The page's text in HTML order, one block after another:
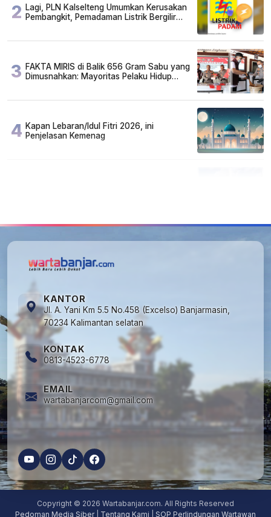
2 Lagi, PLN Kalselteng Umumkan Kerusakan
Pembangkit, Pemadaman Listrik Bergilir
3 FAKTA MIRIS di Balik 656 Gram Sabu yang
Dimusnahkan: Mayoritas Pelaku Hidup
4 Kapan Lebaran/Idul Fitri 2026, ini
Penjelasan Kemenag
KANTOR
Jl. A. Yani Km 5.5 No.458 (Excelso) Banjarmasin,
70234 Kalimantan selatan
KONTAK
0813-4523-6778
EMAIL
wartabanjarcom@gmail.com
Copyright © 2026 Wartabanjar.com. All Rights Reserved
Pedoman Media Siber| Tentang Kami SOP Perlindungan Wartawan